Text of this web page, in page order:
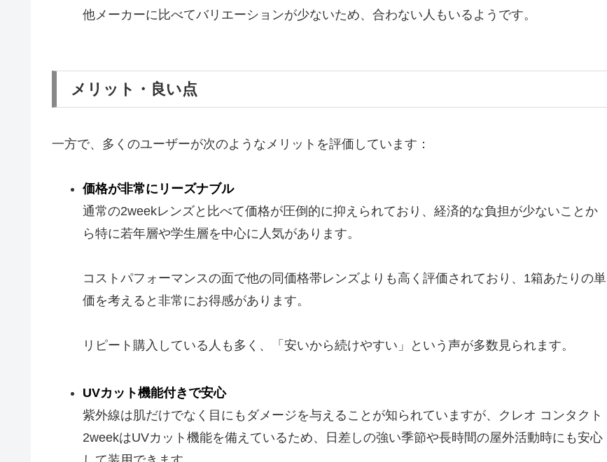
他メーカーに比べてバリエーションが少ないため、合わない人もいるようです。
メリット・良い点
一方で、多くのユーザーが次のようなメリットを評価しています：
価格が非常にリーズナブル
通常の2weekレンズと比べて価格が圧倒的に抑えられており、経済的な負担が少ないことか
ら特に若年層や学生層を中心に人気があります。
コストパフォーマンスの面で他の同価格帯レンズよりも高く評価されており、1箱あたりの単
価を考えると非常にお得感があります。
リピート購入している人も多く、「安いから続けやすい」という声が多数見られます。
UVカット機能付きで安心
紫外線は肌だけでなく目にもダメージを与えることが知られていますが、クレオ コンタクト
2weekはUVカット機能を備えているため、日差しの強い季節や長時間の屋外活動時にも安心